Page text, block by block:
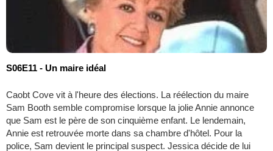
S06E11 - Un maire idéal
Caobt Cove vit à l'heure des élections. La réélection du maire
Sam Booth semble compromise lorsque la jolie Annie annonce
que Sam est le père de son cinquième enfant. Le lendemain,
Annie est retrouvée morte dans sa chambre d'hôtel. Pour la
police, Sam devient le principal suspect. Jessica décide de lui